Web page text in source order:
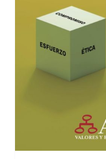
ADD TO CART